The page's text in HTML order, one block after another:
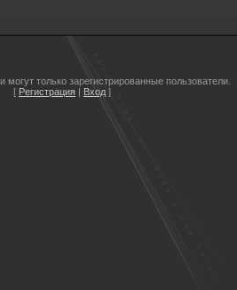
могут только зарегистрированные пользователи.
[ Регистрация Вход ]